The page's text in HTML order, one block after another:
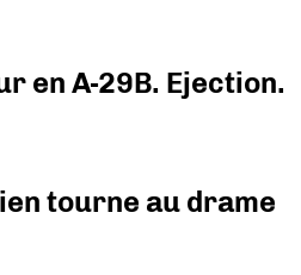
en A-29B. Ejection.
tourne au drame